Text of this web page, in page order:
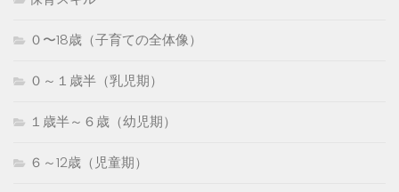
０〜18歳（子育ての全体像）
０～１歳半（乳児期）
１歳半～６歳（幼児期）
６～12歳（児童期）